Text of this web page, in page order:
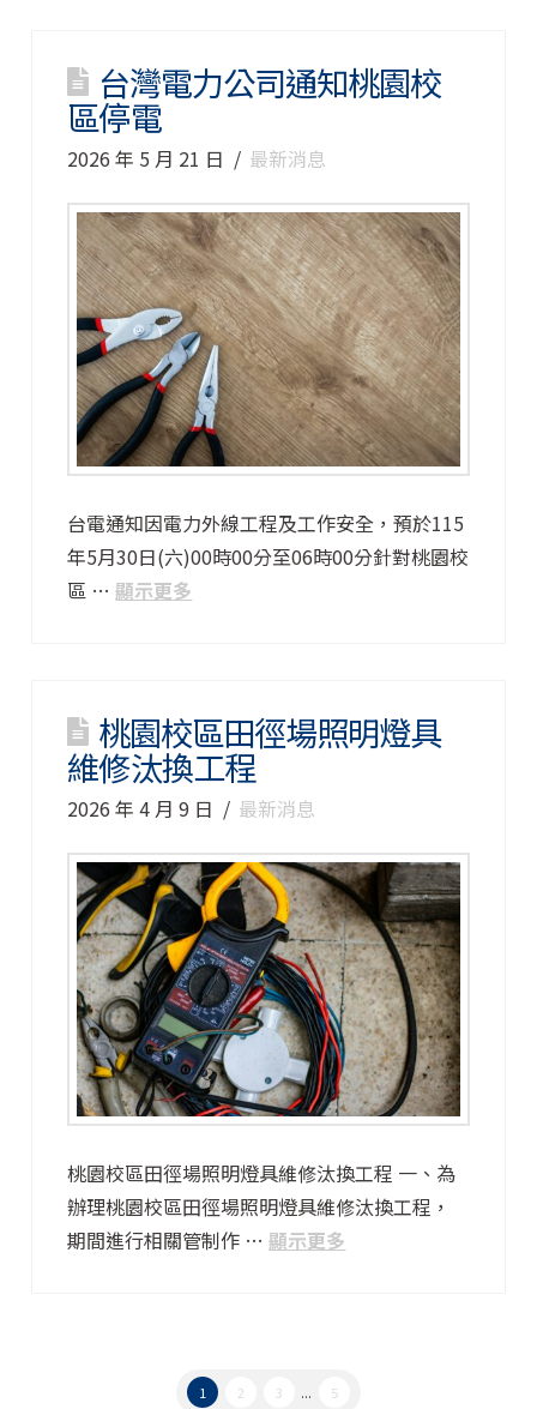
台灣電力公司通知桃園校
區停電
2026 年 5 月 21 日 最新消息
台電通知因電力外線工程及工作安全，預於115
年5月30日(六)00時00分至06時00分針對桃園校
區 …顯示更多
桃園校區田徑場照明燈具
維修汰換工程
2026 年 4 月 9 日 最新消息
桃園校區田徑場照明燈具維修汰換工程 一、為
辦理桃園校區田徑場照明燈具維修汰換工程，
期間進行相關管制作 …顯示更多
1 2 3 ... 5